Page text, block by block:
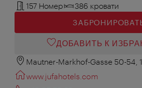
157 Номер
386 кровати
ДОБАВИТЬ К
Mautner-Markhof-Gasse 50-54,
www.jufahotels.com